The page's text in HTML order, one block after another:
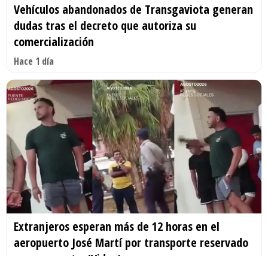
Vehículos abandonados de Transgaviota generan
dudas tras el decreto que autoriza su
comercialización
Hace 1 día
Extranjeros esperan más de 12 horas en el
aeropuerto José Martí por transporte reservado